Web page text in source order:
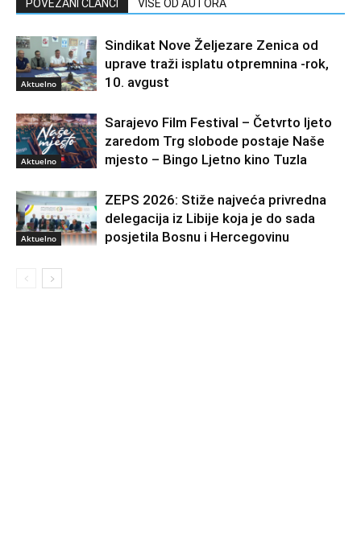
POVEZANI ČLANCI VIŠE OD AUTORA
Aktuelno
Sindikat Nove Željezare Zenica od
uprave traži isplatu otpremnina -rok,
10. avgust
Aktuelno
Sarajevo Film Festival – Četvrto ljeto
zaredom Trg slobode postaje Naše
mjesto – Bingo Ljetno kino Tuzla
Aktuelno
ZEPS 2026: Stiže najveća privredna
delegacija iz Libije koja je do sada
posjetila Bosnu i Hercegovinu